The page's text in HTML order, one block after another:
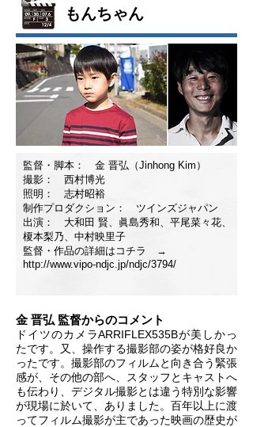
もんちゃん
監督・脚本： 金 晋弘（Jinhong Kim）
撮影： 西村博光
照明： 志村昭裕
制作プロダクション： ツインズジャパン
出演： 大和田 賢、眞島秀和、平尾菜々花、
榎本梨乃、中村映里子
監督・作品の詳細はコチラ →
http://www.vipo-ndjc.jp/ndjc/3794/
金 晋弘 監督からのコメント
ドイツのカメラARRIFLEX535Bが美しかっ
たです。又、操作する撮影部の姿が格好良か
ったです。撮影部のフィルムと向き合う緊張
感が、その他の部へ、スタッフとキャストへ
も伝わり、デジタル撮影とは違う特別な影響
が現場に於いて、ありました。百年以上に渡
ってフィルム撮影が主であった映画の歴史が